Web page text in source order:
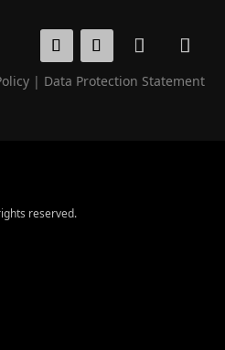
| Data Protection Statement
reserved.